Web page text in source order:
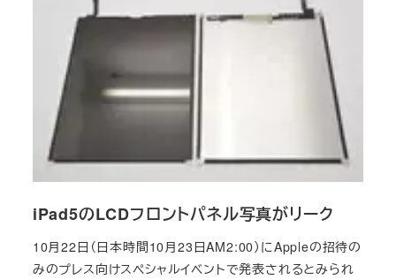
iPad5のLCDフロントパネル写真がリーク
10月22日（日本時間10月23日AM2:00）にAppleの招待の
みのプレス向けスペシャルイベントで発表されるとみられ